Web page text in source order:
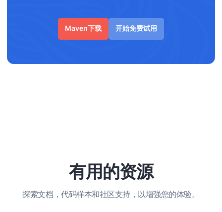
Maven下载 开始免费试用
有用的资源
探索文档，代码样本和社区支持，以增强您的体验。